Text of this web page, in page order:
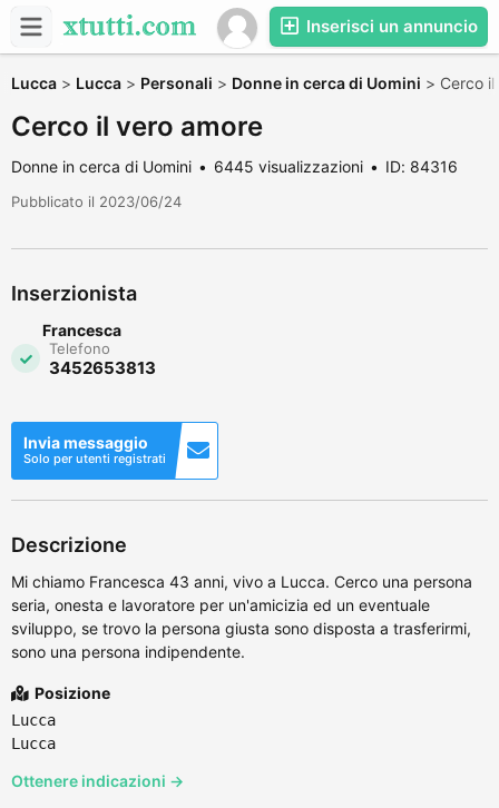
Inserisci un annuncio
Lucca > Lucca > Personali > Donne in cerca di Uomini > Cerco
Cerco il vero amore
Donne in cerca di Uomini 6445 visualizzazioni ID: 84316
Pubblicato il 2023/06/24
Inserzionista
Francesca
Telefono
3452653813
Invia messaggio
Solo per utenti registrati
Descrizione
Mi chiamo Francesca 43 anni, vivo a Lucca. Cerco una persona
seria, onesta e lavoratore per un'amicizia ed un eventuale
sviluppo, se trovo la persona giusta sono disposta a trasferirmi,
sono una persona indipendente.
Posizione
Lucca
Lucca
Ottenere indicazioni →